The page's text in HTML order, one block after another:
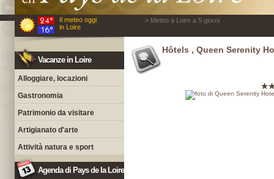
Il meteo oggi
in Loire
> Meteo a Loire a 5 giorni
Vacanze in Loire
Alloggiare, locazioni
Gastronomia
Patrimonio da visitare
Artigianato d'arte
Attività natura e sport
Agenda di Pays de la Loire
Hôtels , Queen Serenity